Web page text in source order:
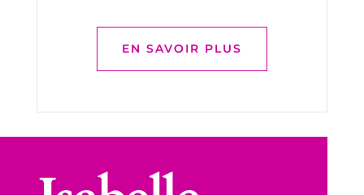
EN SAVOIR PLUS